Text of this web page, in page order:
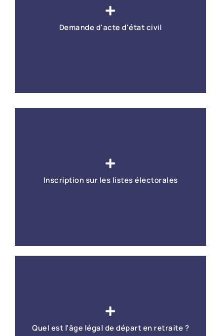
l'étranger, décès, succession...
En savoir +
Demande d'acte d'état civil
En savoir +
Inscription sur les listes électorales
élections.
En savoir +
Quel est l'âge légal de départ en retraite ?